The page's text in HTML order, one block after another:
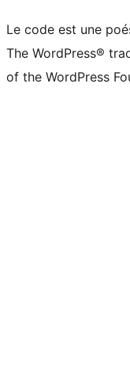
Le code est une
The WordPress®
of the WordPress